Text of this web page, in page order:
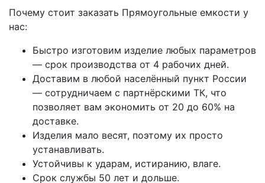
Почему стоит заказать Прямоугольные емкости у
нас:
Быстро изготовим изделие любых параметров
— срок производства от 4 рабочих дней.
Доставим в любой населённый пункт России
— сотрудничаем с партнёрскими ТК, что
позволяет вам экономить от 20 до 60% на
доставке.
Изделия мало весят, поэтому их просто
устанавливать.
Устойчивы к ударам, истиранию, влаге.
Срок службы 50 лет и дольше.